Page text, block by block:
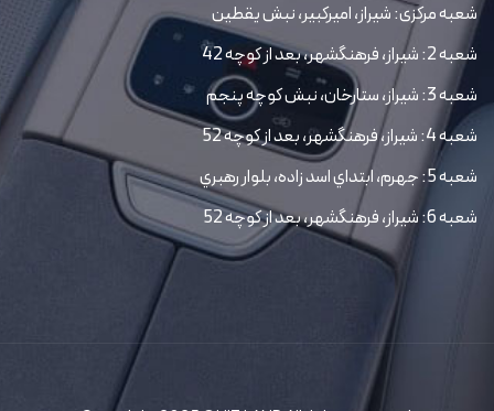
شعبه مرکزی: شیراز، امیرکبیر، نبش یقطین
شعبه 2: شیراز، فرهنگشهر، بعد از کوچه 42
شعبه 3: شیراز، ستارخان، نبش کوچه پنجم
شعبه 4: شیراز، فرهنگشهر، بعد از کوچه 52
شعبه 5: جهرم، ابتداي اسد زاده، بلوار رهبري
شعبه 6: شیراز، فرهنگشهر، بعد از کوچه 52